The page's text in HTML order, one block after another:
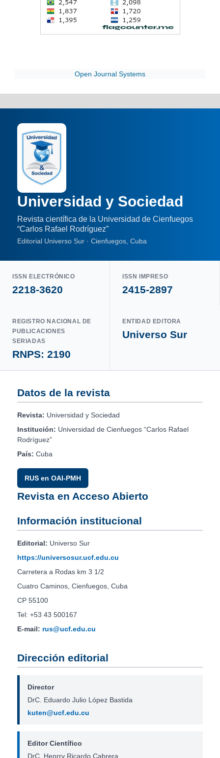
Open Journal Systems
Universidad y Sociedad
Revista científica de la Universidad de Cienfuegos
“Carlos Rafael Rodríguez”
Editorial Universo Sur · Cienfuegos, Cuba
ISSN ELECTRÓNICO
2218-3620
ISSN IMPRESO
2415-2897
REGISTRO NACIONAL DE
PUBLICACIONES
SERIADAS
RNPS: 2190
ENTIDAD EDITORA
Universo Sur
Datos de la revista
Revista: Universidad y Sociedad
Institución: Universidad de Cienfuegos “Carlos Rafael
Rodríguez”
País: Cuba
RUS en OAI-PMH
Revista en Acceso Abierto
Información institucional
Editorial: Universo Sur
https://universosur.ucf.edu.cu
Carretera a Rodas km 3 1/2
Cuatro Caminos, Cienfuegos, Cuba
CP 55100
Tel: +53 43 500167
E-mail: rus@ucf.edu.cu
Dirección editorial
Director
DrC. Eduardo Julio López Bastida
kuten@ucf.edu.cu
Editor Científico
DrC. Henrry Ricardo Cabrera